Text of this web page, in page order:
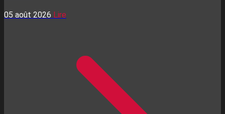
05 août 2026 Lire